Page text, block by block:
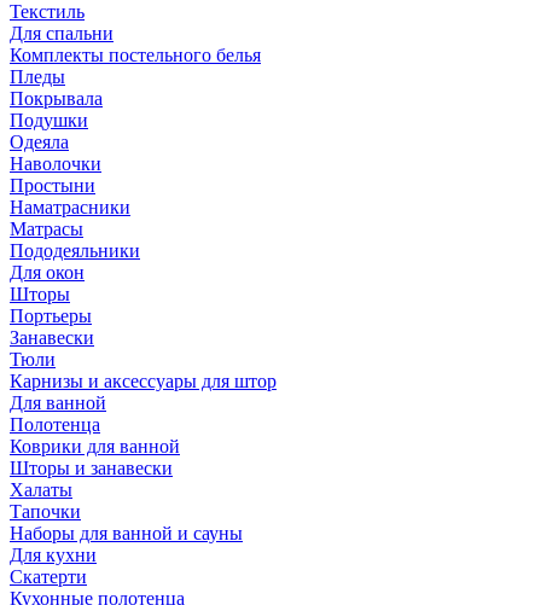
Текстиль
Для спальни
Комплекты постельного белья
Пледы
Покрывала
Подушки
Одеяла
Наволочки
Простыни
Наматрасники
Матрасы
Пододеяльники
Для окон
Шторы
Портьеры
Занавески
Тюли
Карнизы и аксессуары для штор
Для ванной
Полотенца
Коврики для ванной
Шторы и занавески
Халаты
Тапочки
Наборы для ванной и сауны
Для кухни
Скатерти
Кухонные полотенца